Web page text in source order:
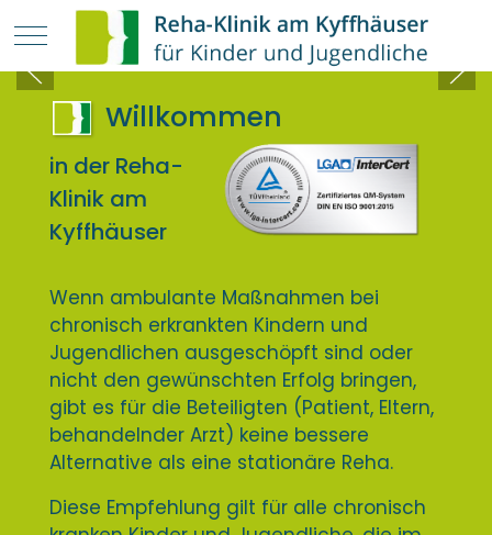
Mobile Menu Toggle
Willkommen
in der Reha-
Klinik am
Kyffhäuser
Wenn ambulante Maßnahmen bei
chronisch erkrankten Kindern und
Jugendlichen ausgeschöpft sind oder
nicht den gewünschten Erfolg bringen,
gibt es für die Beteiligten (Patient, Eltern,
behandelnder Arzt) keine bessere
Alternative als eine stationäre Reha.
Diese Empfehlung gilt für alle chronisch